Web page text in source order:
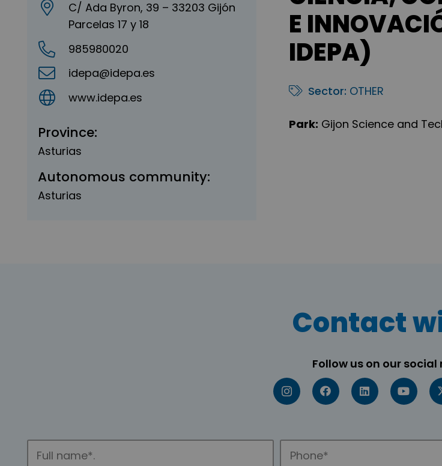
C/ Ada Byron, 39 – 33203 Gijón
Parcelas 17 y 18
985980020
idepa@idepa.es
www.idepa.es
Province:
Asturias
Autonomous community:
Asturias
E
IDEPA)
Sector: OTHER
Park: Gijon Science and
Contact
Follow us on our social